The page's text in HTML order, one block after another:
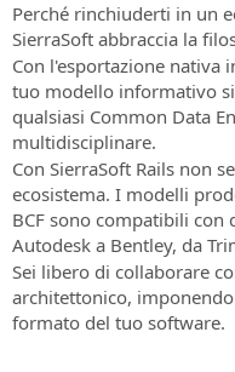
Perché rinchiuderti in un
SierraSoft abbraccia la
Con l'esportazione nativa
tuo modello informativo
qualsiasi Common Data
multidisciplinare.
Con SierraSoft Rails non
ecosistema. I modelli
BCF sono compatibili con
Autodesk a Bentley, da
Sei libero di collaborare
architettonico,
formato del tuo software.